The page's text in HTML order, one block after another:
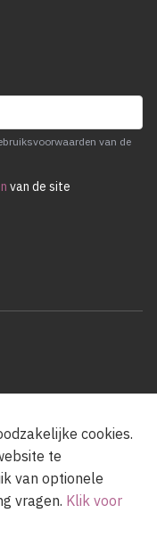
van de
van de site
cookies.
te
van optionele
vragen. Klik voor